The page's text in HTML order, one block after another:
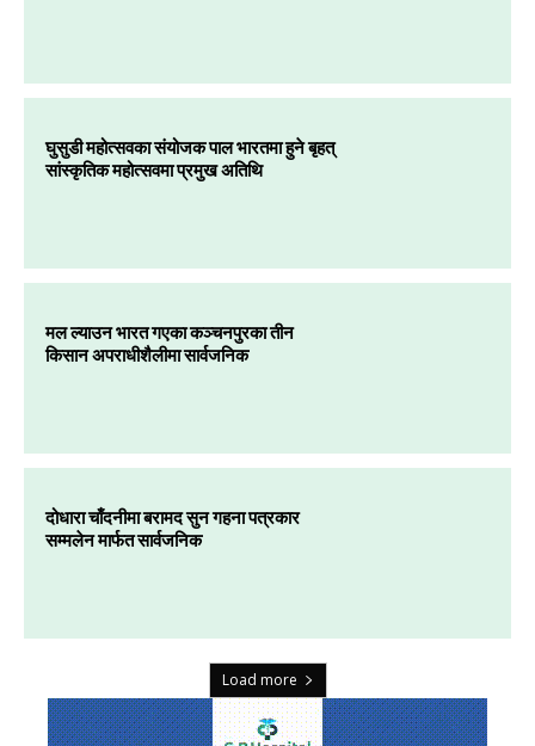
घुसुडी महोत्सवका संयोजक पाल भारतमा हुने बृहत्
सांस्कृतिक महोत्सवमा प्रमुख अतिथि
मल ल्याउन भारत गएका कञ्चनपुरका तीन
किसान अपराधीशैलीमा सार्वजनिक
दोधारा चाँदनीमा बरामद सुन गहना पत्रकार
सम्मलेन मार्फत सार्वजनिक
Load more